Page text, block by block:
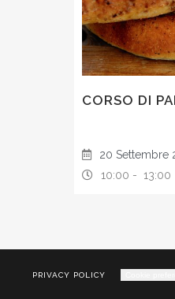
CORSO DI
20 Settembre
10:00 - 13:00
PRIVACY POLICY